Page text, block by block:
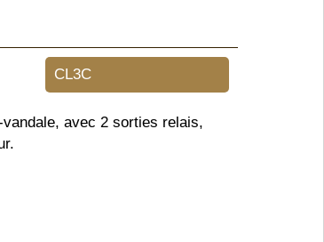
CL3C
avec 2 sorties relais,